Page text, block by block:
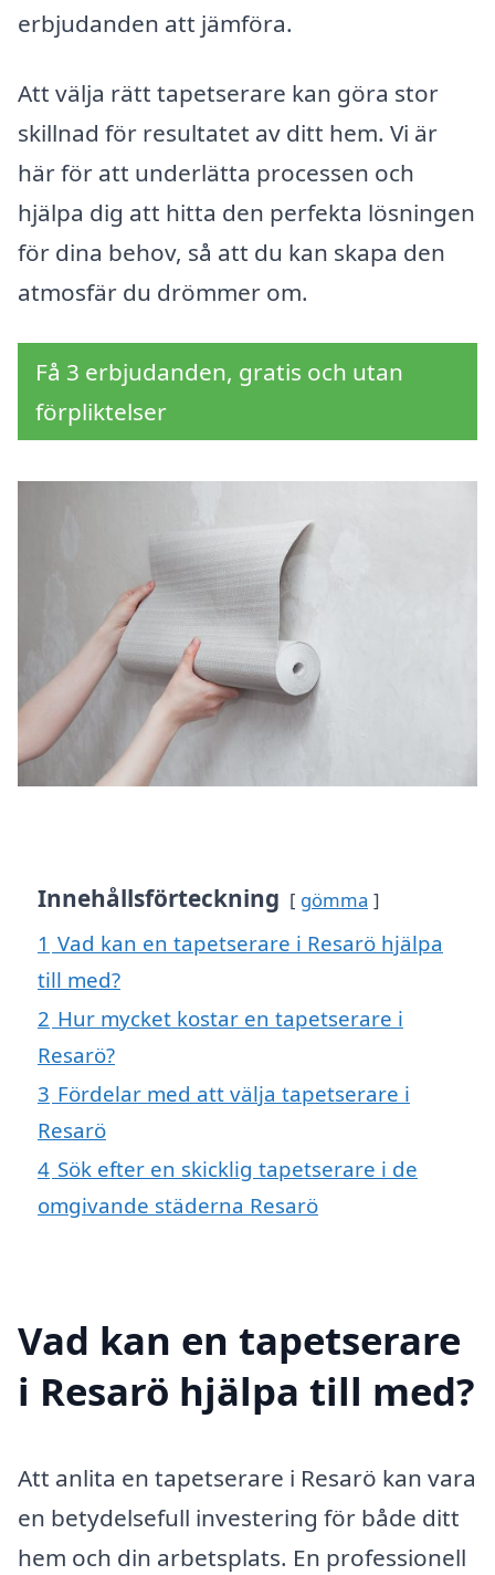
erbjudanden att jämföra.
Att välja rätt tapetserare kan göra stor
skillnad för resultatet av ditt hem. Vi är
här för att underlätta processen och
hjälpa dig att hitta den perfekta lösningen
för dina behov, så att du kan skapa den
atmosfär du drömmer om.
Få 3 erbjudanden, gratis och utan
förpliktelser
Innehållsförteckning gömma
1 Vad kan en tapetserare i Resarö hjälpa
till med?
2 Hur mycket kostar en tapetserare i
Resarö?
3 Fördelar med att välja tapetserare i
Resarö
4 Sök efter en skicklig tapetserare i de
omgivande städerna Resarö
Vad kan en tapetserare
i Resarö hjälpa till med?
Att anlita en tapetserare i Resarö kan vara
en betydelsefull investering för både ditt
hem och din arbetsplats. En professionell